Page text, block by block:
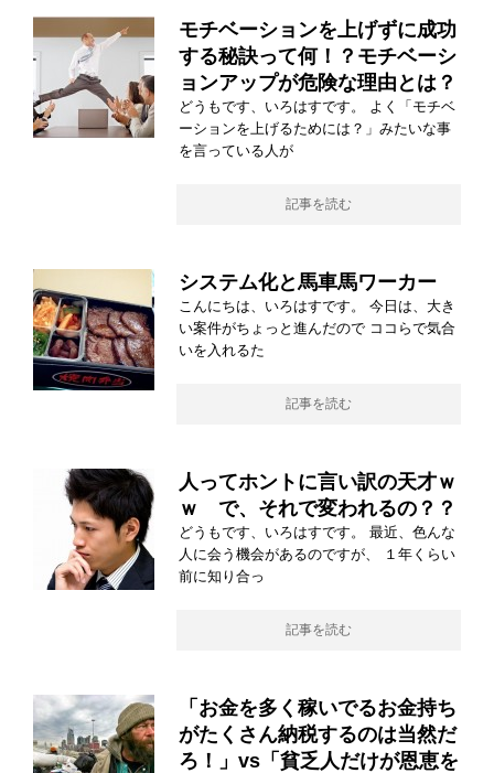
モチベーションを上げずに成功
する秘訣って何！？モチベーシ
ョンアップが危険な理由とは？
どうもです、いろはすです。 よく「モチベ
ーションを上げるためには？」みたいな事
を言っている人が
記事を読む
システム化と馬車馬ワーカー
こんにちは、いろはすです。 今日は、大き
い案件がちょっと進んだので ココらで気合
いを入れるた
記事を読む
人ってホントに言い訳の天才ｗ
ｗ で、それで変われるの？？
どうもです、いろはすです。 最近、色んな
人に会う機会があるのですが、 １年くらい
前に知り合っ
記事を読む
「お金を多く稼いでるお金持ち
がたくさん納税するのは当然だ
ろ！」vs「貧乏人だけが恩恵を